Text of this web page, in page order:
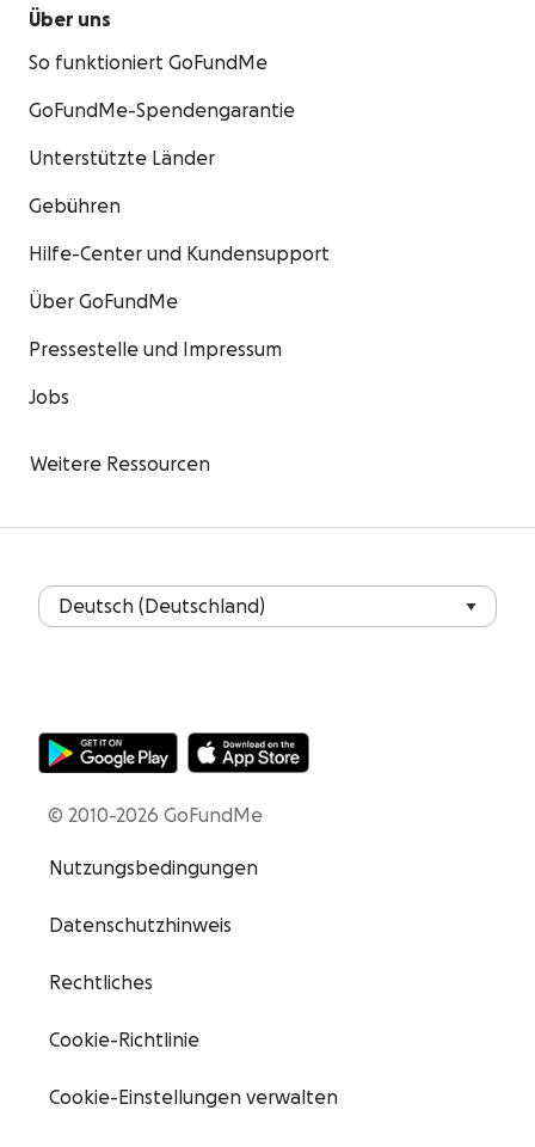
Über uns
So funktioniert GoFundMe
GoFundMe-Spendengarantie
Unterstützte Länder
Gebühren
Hilfe-Center und Kundensupport
Über GoFundMe
Pressestelle und Impressum
Jobs
Weitere Ressourcen
© 2010-2026 GoFundMe
Nutzungsbedingungen
Datenschutzhinweis
Rechtliches
Cookie-Richtlinie
Cookie-Einstellungen verwalten